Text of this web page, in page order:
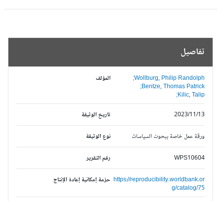
تفاصيل
المؤلف
Wollburg, Philip Randolph;
Bentze, Thomas Patrick;
Kilic, Talip;
تاريخ الوثيقة
2023/11/13
نوع الوثيقة ورقة عمل خاصة ببحوث السياسات
رقم التقرير WPS10604
حزمة إمكانية إعادة الإنتاج https://reproducibility.worldbank.or
g/catalog/75